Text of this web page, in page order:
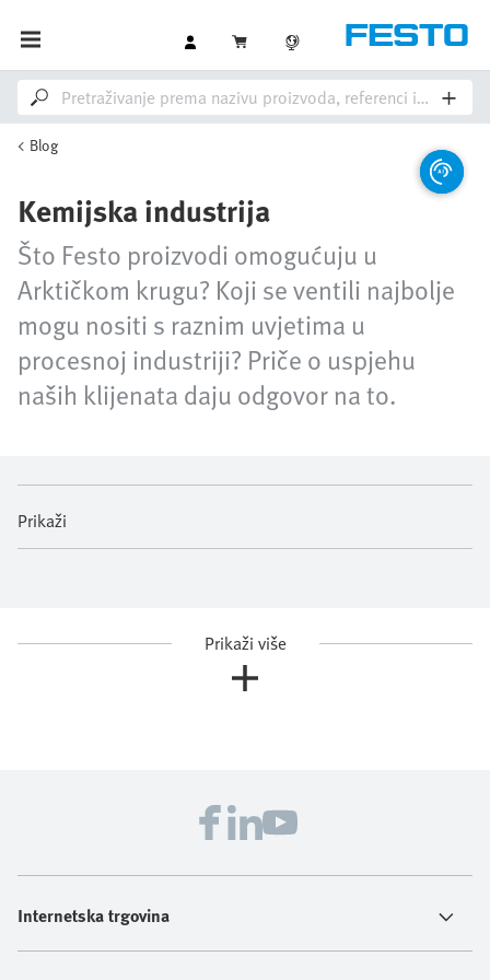
Blog
Kemijska industrija
Što Festo proizvodi omogućuju u
Arktičkom krugu? Koji se ventili najbolje
mogu nositi s raznim uvjetima u
procesnoj industriji? Priče o uspjehu
naših klijenata daju odgovor na to.
Prikaži
Prikaži više
Internetska trgovina